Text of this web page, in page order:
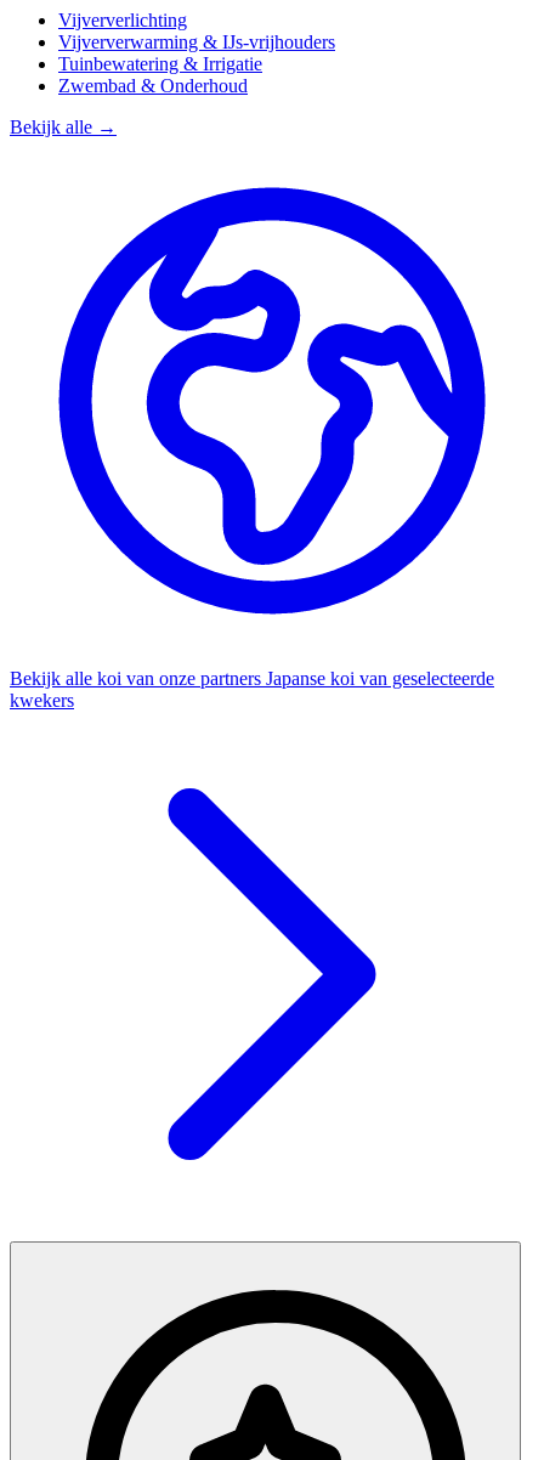
Vijververlichting
Vijververwarming & IJs-vrijhouders
Tuinbewatering & Irrigatie
Zwembad & Onderhoud
Bekijk alle →
Bekijk alle koi van onze partners Japanse koi van geselecteerde
kwekers